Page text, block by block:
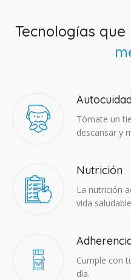
Tecnologías
Tómate un
descansar y
Nutrición
La nutrición
vida
Cumple con
día.